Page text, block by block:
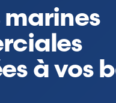
à vos